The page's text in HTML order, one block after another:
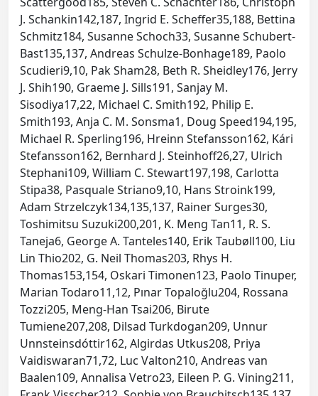
J. Schankin142,187, Ingrid E. Scheffer35,188, Bettina
Schmitz184, Susanne Schoch33, Susanne Schubert-
Bast135,137, Andreas Schulze-Bonhage189, Paolo
Scudieri9,10, Pak Sham28, Beth R. Sheidley176, Jerry
J. Shih190, Graeme J. Sills191, Sanjay M.
Sisodiya17,22, Michael C. Smith192, Philip E.
Smith193, Anja C. M. Sonsma1, Doug Speed194,195,
Michael R. Sperling196, Hreinn Stefansson162, Kári
Stefansson162, Bernhard J. Steinhoff26,27, Ulrich
Stephani109, William C. Stewart197,198, Carlotta
Stipa38, Pasquale Striano9,10, Hans Stroink199,
Adam Strzelczyk134,135,137, Rainer Surges30,
Toshimitsu Suzuki200,201, K. Meng Tan11, R. S.
Taneja6, George A. Tanteles140, Erik Taubøll100, Liu
Lin Thio202, G. Neil Thomas203, Rhys H.
Thomas153,154, Oskari Timonen123, Paolo Tinuper,
Marian Todaro11,12, Pınar Topaloğlu204, Rossana
Tozzi205, Meng-Han Tsai206, Birute
Tumiene207,208, Dilsad Turkdogan209, Unnur
Unnsteinsdóttir162, Algirdas Utkus208, Priya
Vaidiswaran71,72, Luc Valton210, Andreas van
Baalen109, Annalisa Vetro23, Eileen P. G. Vining211,